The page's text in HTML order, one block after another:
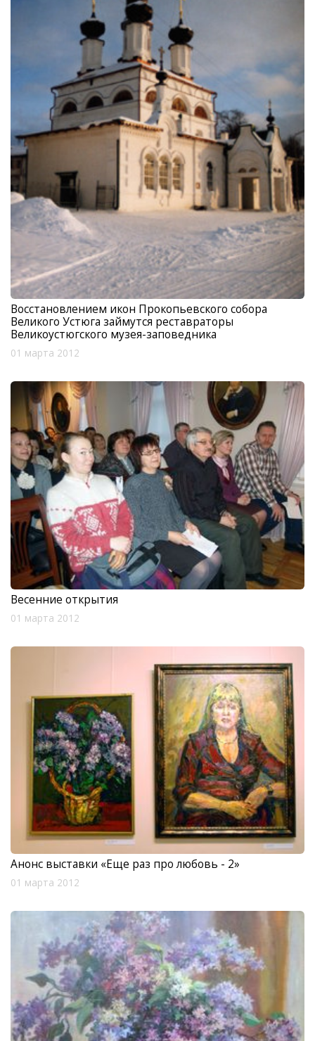
Восстановлением икон Прокопьевского собора
Великого Устюга займутся реставраторы
Великоустюгского музея-заповедника
01 марта 2012
Весенние открытия
01 марта 2012
Анонс выставки «Еще раз про любовь - 2»
01 марта 2012